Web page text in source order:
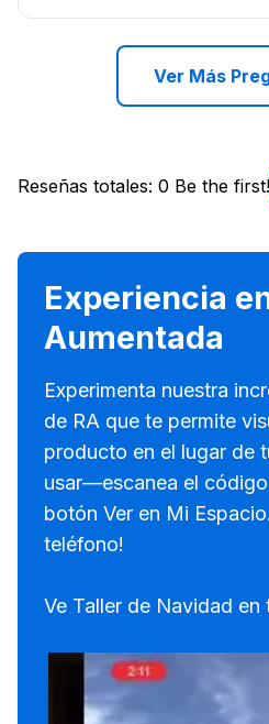
Ver Más
Reseñas totales: 0 Be the first!
Experiencia
Aumentada
Experimenta nuestra
de RA que te permite
producto en el lugar de
usar—escanea el
botón Ver en Mi
teléfono!
Ve Taller de Navidad en